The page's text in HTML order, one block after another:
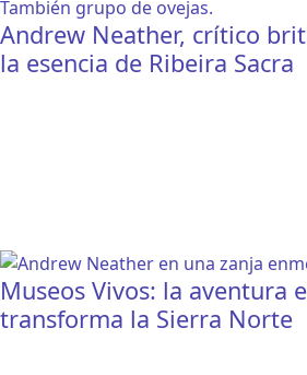
Andrew Neather, crítico
la esencia de Ribeira Sacra
Museos Vivos: la aventura
transforma la Sierra Norte